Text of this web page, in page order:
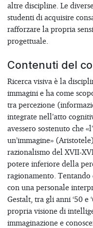
altre discipline. Le
studenti di acquisire
rafforzare la propria
progettuale.
Contenuti del
Ricerca visiva è la
immagini e ha come
tra percezione
integrate nell’atto
avessero sostenuto che
un’immagine»
razionalismo del XVII-
potere inferiore della
ragionamento.
con una personale
Gestalt, tra gli anni ‘50
propria visione di
immaginazione e